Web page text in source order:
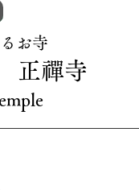
お寺
正禪寺